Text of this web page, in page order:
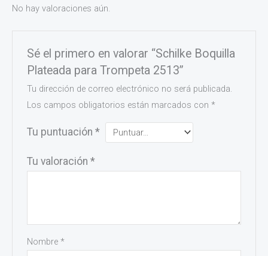
No hay valoraciones aún.
Sé el primero en valorar “Schilke Boquilla
Plateada para Trompeta 2513”
Tu dirección de correo electrónico no será publicada.
Los campos obligatorios están marcados con*
Tu puntuación*
Tu valoración*
Nombre*